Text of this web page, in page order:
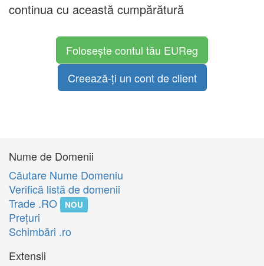
continua cu această cumpărătură
Folosește contul tău EUReg
Creează-ți un cont de client
Nume de Domenii
Căutare Nume Domeniu
Verifică listă de domenii
Trade .RO
NOU
Preţuri
Schimbări .ro
Extensii